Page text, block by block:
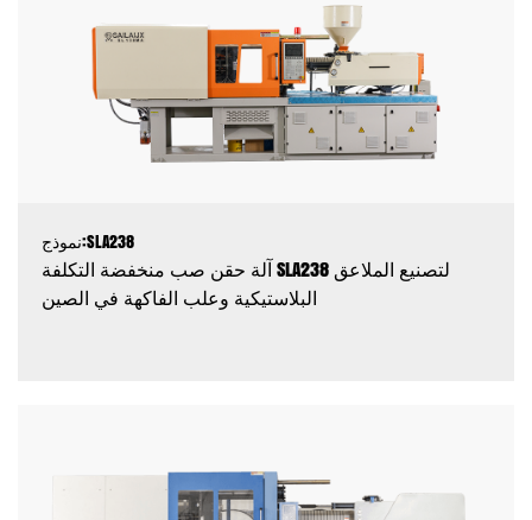
نموذج:SLA238
آلة حقن صب منخفضة التكلفة SLA238 لتصنيع الملاعق
البلاستيكية وعلب الفاكهة في الصين